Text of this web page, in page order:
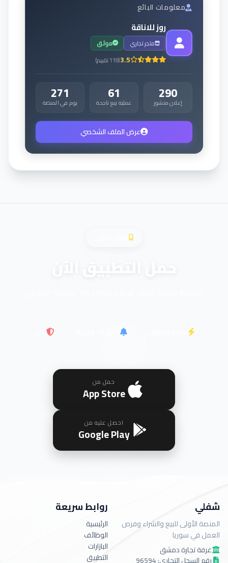
معلومات البائع
روز للاناقة
متجر تجاري موثق
3.5
(
118تقييم)
290
إعلان منشور 61
عملية بيع ناجحة 271
يوم في المنصة
عرض الملف الشخصي
حمل التطبيق الآن
حمل من
App Store
احصل عليه من
Google Play
شفلي
المنصة الأولى للبيع والشراء وفرص
العمل في سوريا
غرفة تجارة دمشق
رقم السجل التجاري: 96594
روابط سريعة
الرئيسية
الوظائف
البازارات
التطبيق